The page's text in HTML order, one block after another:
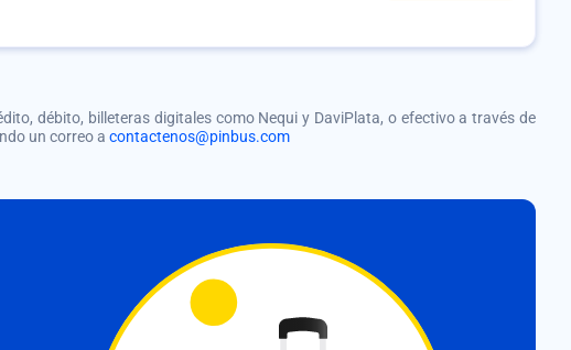
débito, billeteras digitales como Nequi y DaviPlata, o efectivo a través de
un correo a contactenos@pinbus.com